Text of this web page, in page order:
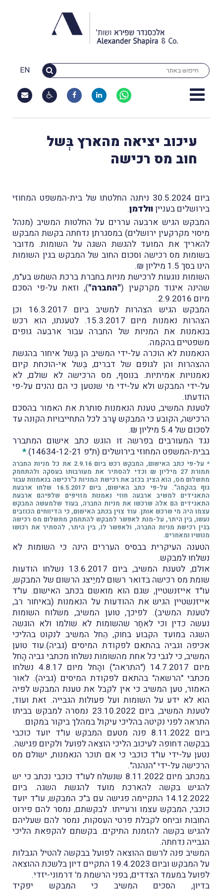
EN
עיכוב יציאה מהארץ בְּשל
חוב מס רכישה
ביום 30.5.2024 ניתנה החלטתו של בית-המשפט המחוזי
בירושלים בענייןוולדמן.
המבקש הגיש ארבעה עררים על החלטות המשיב (מנהל
מיסוי מקרקעין ירושלים) במסגרתן נדחתה בקשת המבקש
להאריך את המועד להגשת השגה על השומות. מדובר
בשומות מס רכישה וסכום החוב של המבקש בגין השומות
הינו בסך 1.5 מיליון ₪.
השומות נוגעות לרכישת מניות בחברת ברכת השמש בע"מ,
שהינה איגוד מקרקעין ("החברה"), וזאת על-פי הסכם
מיום 2.9.2016.
המבקש הגיש הצהרות למשיב ביום 16.3.2017 וכן
הצהרות נאמנות מיום 15.3.2017. לטענתו, הוא רכש
בנאמנות את המניות של החברה עבור ארבעה גופים
משפטיים בהקמה.
הנאמנות לא הוכרה על-ידי המשיב הן בְּשל איחור בהגשת
ההצהרות והן לגופם של דברים, בְּשל אי-הוכחת קיום
נאמנויות אמיתיות. בנוסף, מס הרכישה לא שולם, לא
על-ידי המבקש ולא על-ידי מי שנטען כי הם נהנים על-פי
הודעתו.
לטענת המשיב, טענת הנאמנות סותרת את האמור בהסכם
הרכישה, הקובע כי המבקש עָרב לכל התחייבויות הקונה עד
לסכום של 5.4 מיליון ₪.
נגד המעורבים בפרשה זו הוגש כתב אישום המתברר
בבית-המשפט המחוזי בירושלים (ת"פ 14634-12-21).
*
* על-פי כתב האישום, המבקש רכש ביום 2.9.16 את כל מניות החברה
תמורת 27 מיליון ₪ וכדי להסתיר את מעורבותו בעסקה ולהתחמק
מתשלום מס, הוא הציג בכזב את רכישת המניות כ"רכישה בנאמנות עבור
גוף בהקמה". על-פי כתב האישום, ביום 16.5.2017 שלחו ארבעת
התאגידים למשיב ארבעה חוזי נאמנות מזויפים שלפיהם ארבעת
התאגידים הם אלה שרכשו את מניות החברה, בעוד שלמעשה המבקש
עצמו היה מי שרכש אותן. עוד צוין בכתב האישום, כי הדיווחים הכוזבים
נעשו, בין היתר, על-מנת לאפשר למבקש להתחמק מתשלום מס רכישה
בגין רכישת מניות החברה, ולאפשר לוֹ, בין היתר, להסתיר את רכושו
מנושיו ומאחרים.
הטענה העיקרית בבסיס העררים הינה כי השומות לא
נשלחו למבקש.
אולם, לטענת המשיב, ביום 13.6.2017 נשלחו הודעות
שומת מס רכישה בדואר רשום למיַיצג הרשום של המבקש,
עו"ד אייזנשטיין, שגם הוא מואשם בכתב האישום. עו"ד
אייזנשטיין הגיש את ההודעות על הנאמנות (באיחור רב,
לטענת המשיב). לפיכך, טוען המשיב, משלוח השומות
נעשה כדין וכי לאחַר שהשומות לא שולמו ולא הוגשה
השגה במועד הקבוע בחוק, הֵחל המשיב לנקוט בהליכי
אכיפה וגביה בהתאם לפקודת המיסים (גביה).עוד טוען
המשיב, כי לגבי כל אחת מהשומות נשלחו מכתבי גביה הָחל
מיום 14.7.2017 ("התראה") והָחל מיום 4.8.17 נשלחו
מכתבי "הרשאה" בהתאם לפקודת המיסים (גביה). לאור
האמור, טען המשיב כי אין לקבל את טענת המבקש לפיה
הוא לא ידע על השומות ועל פעולות הגבייה. זאת ועוד,
לטענת המשיב, ביום 23.10.2022 נמסרה למבקש בביתו
התראה לפני נקיטה בהליכי עיקול במהלך ביקור במקום.
ביום 8.11.2022 פנה מטעם המבקש עו"ד יועד כוכבי
בבקשה דחופה לעיכוב הליכי הוצאה לפועל ולקיום פגישה.
נטען על-ידי עו"ד כוכבי כי אם תוכר הנאמנות, ישולם מס
הרכישה על-ידי "הנהנה".
במכתב מיום 8.11.2022 שנשלח לעו"ד כוכבי נכתב כי יש
להגיש בקשה להארכת מועד להגשת השגה. ביום
14.12.2022 התקיימה פגישה עם ב"כ המבקש, עו"ד יועד
כוכבי, המבקש עצמו ורעייתו. לבקשתם, נמסר להם פירוט
החובות וביחס לקבלת פרטי העִסקות, נמסר להם שעליהם
להגיש בקשה להזמנת התיקים. בקשתם להקפאת הליכי
הגבייה נדחתה.
המשיב פנה לרשם ההוצאה לפועל בבקשה להטיל הגבלות
על המבקש וביום 19.4.2023 התקיים דיון בלשכת ההוצאה
לפועל במעמד הצדדים, בפני הרשמת מ' דרמוני-יזדי.
בדיון, הסכים המשיב כי המבקש יפקיד